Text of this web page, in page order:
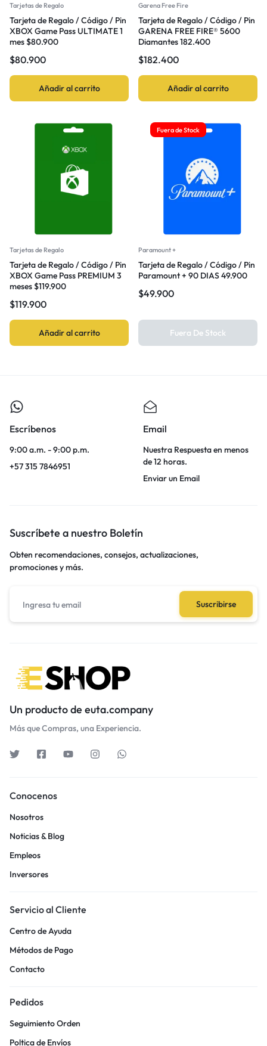
Tarjetas de Regalo
Tarjeta de Regalo / Código / Pin
XBOX Game Pass ULTIMATE 1
mes $80.900
$80.900
Añadir al carrito
Garena Free Fire
Tarjeta de Regalo / Código / Pin
GARENA FREE FIRE® 5600
Diamantes 182.400
$182.400
Añadir al carrito
Tarjetas de Regalo
Tarjeta de Regalo / Código / Pin
XBOX Game Pass PREMIUM 3
meses $119.900
$119.900
Añadir al carrito
Fuera de Stock
Paramount +
Tarjeta de Regalo / Código / Pin
Paramount + 90 DIAS 49.900
$49.900
Fuera De Stock
Escríbenos
9:00 a.m. - 9:00 p.m.
+57 315 7846951
Email
Nuestra Respuesta en menos
de 12 horas.
Enviar un Email
Suscríbete a nuestro Boletín
Obten recomendaciones, consejos, actualizaciones,
promociones y más.
Un producto de euta.company
Más que Compras, una Experiencia.
Conocenos
Nosotros
Noticias & Blog
Empleos
Inversores
Servicio al Cliente
Centro de Ayuda
Métodos de Pago
Contacto
Pedidos
Seguimiento Orden
Poltica de Envíos